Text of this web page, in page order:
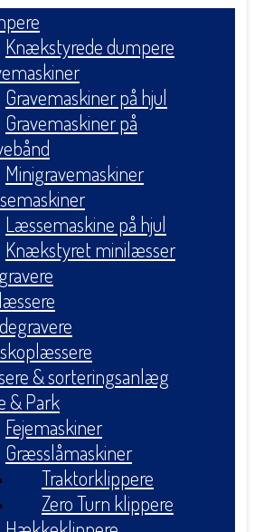
Knækstyrede dumpere
Gravemaskiner på hjul
Gravemaskiner på
Minigravemaskiner
Læssemaskine på hjul
Knækstyret minilæsser
& sorteringsanlæg
& Park
Fejemaskiner
Græsslåmaskiner
Traktorklippere
Zero Turn klippere